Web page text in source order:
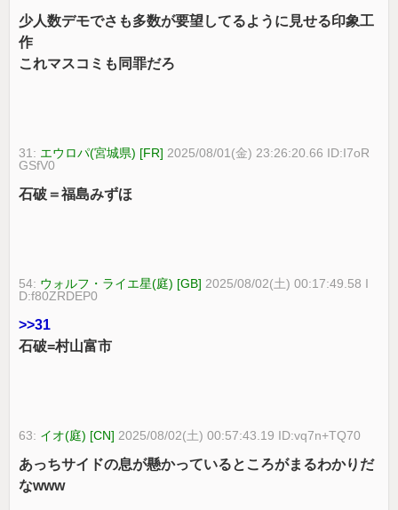
少人数デモでさも多数が要望してるように見せる印象工
作
これマスコミも同罪だろ
31: エウロパ(宮城県) [FR] 2025/08/01(金) 23:26:20.66 ID:I7oR
GSfV0
石破＝福島みずほ
54: ウォルフ・ライエ星(庭) [GB] 2025/08/02(土) 00:17:49.58 I
D:f80ZRDEP0
>>31
石破=村山富市
63: イオ(庭) [CN] 2025/08/02(土) 00:57:43.19 ID:vq7n+TQ70
あっちサイドの息が懸かっているところがまるわかりだ
なwww